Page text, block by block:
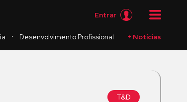
Entrar
・ Desenvolvimento Profissional + Notícias
T&D